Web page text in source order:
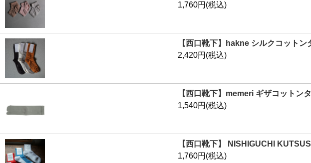
1,760円(税込)
【西口靴下】hakne シルクコット
2,420円(税込)
【西口靴下】memeri ギザコットン
1,540円(税込)
【西口靴下】 NISHIGUCHI
1,760円(税込)